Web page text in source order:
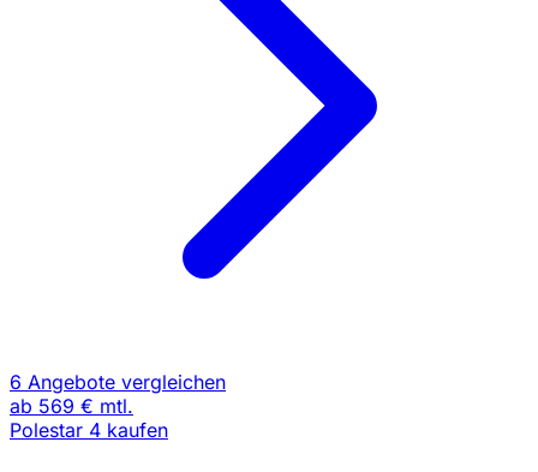
6 Angebote vergleichen
ab 569 € mtl.
Polestar 4 kaufen